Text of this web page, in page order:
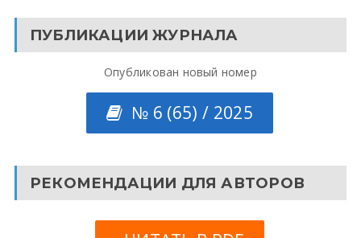
ПУБЛИКАЦИИ ЖУРНАЛА
Опубликован новый номер
№ 6 (65) / 2025
РЕКОМЕНДАЦИИ ДЛЯ АВТОРОВ